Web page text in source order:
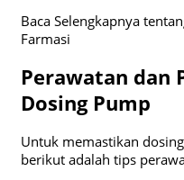
Baca Selengkapnya
Farmasi
Perawatan dan
Dosing Pump
Untuk memastikan
berikut adalah tips